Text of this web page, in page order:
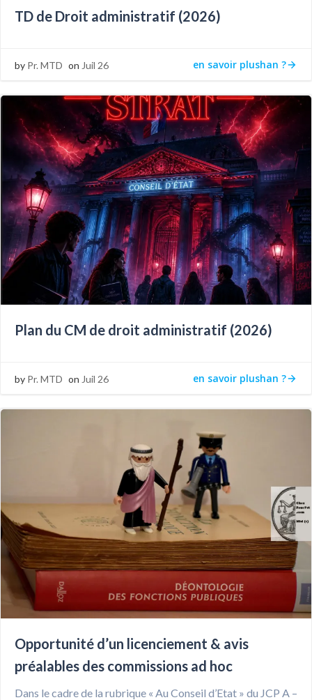
TD de Droit administratif (2026)
by Pr. MTD on Juil 26 en savoir plushan ?
Plan du CM de droit administratif (2026)
by Pr. MTD on Juil 26 en savoir plushan ?
Opportunité d’un licenciement & avis
préalables des commissions ad hoc
Dans le cadre de la rubrique « Au Conseil d’Etat » du JCP A –